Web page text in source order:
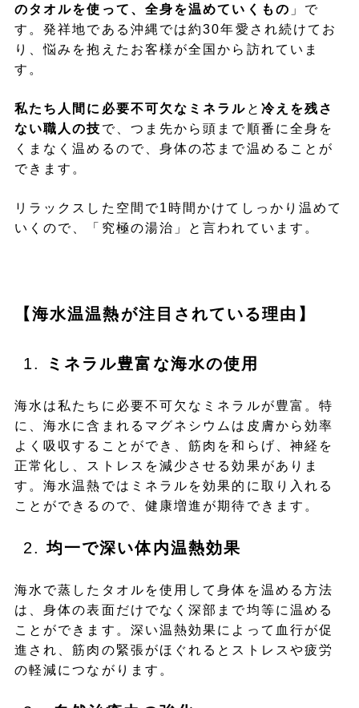
のタオルを使って、全身を温めていくもの 」で
す。発祥地である沖縄では約30年愛され続けてお
り、悩みを抱えたお客様が全国から訪れていま
す。
私たち人間に必要不可欠なミネラル と 冷えを残さ
ない職人の技 で、つま先から頭まで順番に全身を
くまなく温めるので、身体の芯まで温めることが
できます。
リラックスした空間で1時間かけてしっかり温めて
いくので、「究極の湯治」と言われています。
【海水温温熱が注目されている理由】
ミネラル豊富な海水の使用
海水は私たちに必要不可欠なミネラルが豊富。特
に、海水に含まれるマグネシウムは皮膚から効率
よく吸収することができ、筋肉を和らげ、神経を
正常化し、ストレスを減少させる効果がありま
す。海水温熱ではミネラルを効果的に取り入れる
ことができるので、健康増進が期待できます。
均一で深い体内温熱効果
海水で蒸したタオルを使用して身体を温める方法
は、身体の表面だけでなく深部まで均等に温める
ことができます。深い温熱効果によって血行が促
進され、筋肉の緊張がほぐれるとストレスや疲労
の軽減につながります。